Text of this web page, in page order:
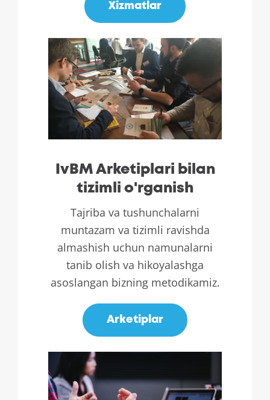
Xizmatlar
IvBM Arketiplari bilan
tizimli o'rganish
Tajriba va tushunchalarni
muntazam va tizimli ravishda
almashish uchun namunalarni
tanib olish va hikoyalashga
asoslangan bizning metodikamiz.
Arketiplar